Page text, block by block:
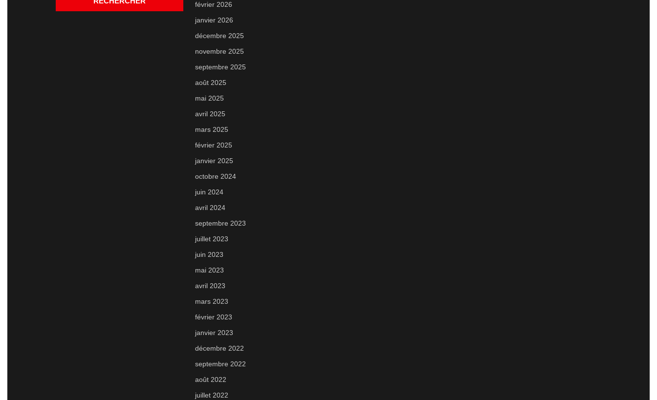
février 2026
janvier 2026
décembre 2025
novembre 2025
septembre 2025
août 2025
mai 2025
avril 2025
mars 2025
février 2025
janvier 2025
octobre 2024
juin 2024
avril 2024
septembre 2023
juillet 2023
juin 2023
mai 2023
avril 2023
mars 2023
février 2023
janvier 2023
décembre 2022
septembre 2022
août 2022
juillet 2022